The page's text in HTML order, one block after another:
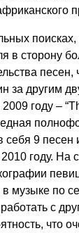
поисках,
в сторону
песен,
за другим
году – “
9 песен
году. На
музыке по
с
что